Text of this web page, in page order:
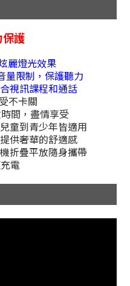
保護
麗燈光效果
量限制，保護聽力
視訊課程和通話
不卡關
間，盡情享受
童到青少年皆適用
供奢華的舒適感
折疊平放隨身攜帶
電